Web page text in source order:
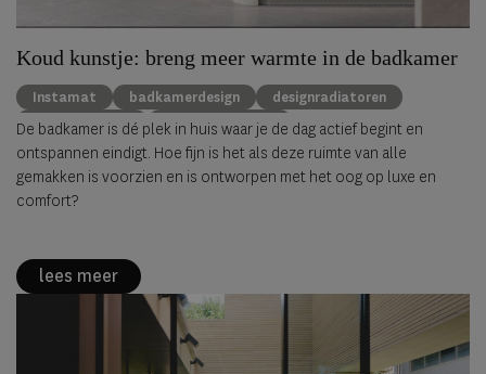
Koud kunstje: breng meer warmte in de badkamer
Instamat badkamerdesign
designradiatoren
interieurdesign
badkamertrends
De badkamer is dé plek in huis waar je de dag actief begint en
ontspannen eindigt. Hoe fijn is het als deze ruimte van alle
gemakken is voorzien en is ontworpen met het oog op luxe en
comfort?
lees meer